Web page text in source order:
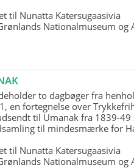
til Nunatta Katersugaasivia
Nationalmuseum og
to dagbøger fra
en fortegnelse over
til Umanak fra 1839-49
til mindesmærke for
til Nunatta Katersugaasivia
Nationalmuseum og